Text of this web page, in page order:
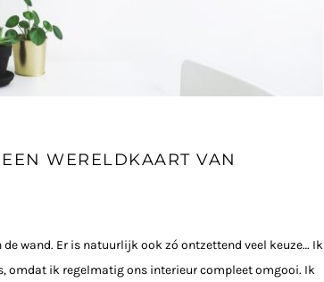
WERELDKAART VAN
wand. Er is natuurlijk ook zó ontzettend veel keuze… Ik
omdat ik regelmatig ons interieur compleet omgooi. Ik